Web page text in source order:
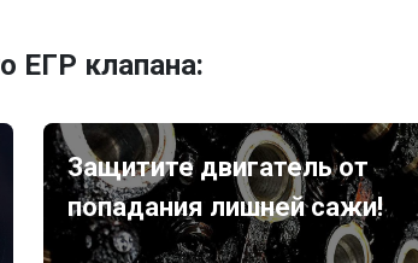
ЕГР клапана:
Защитите двигатель от
попадания лишней сажи!